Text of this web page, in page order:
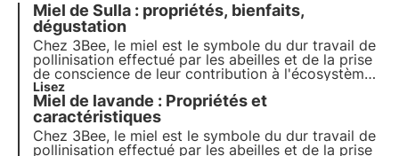
Miel de Sulla : propriétés, bienfaits,
dégustation
Chez 3Bee, le miel est le symbole du dur travail de
pollinisation effectué par les abeilles et de la prise
de conscience de leur contribution à l'écosystème.
Nos projets soutiennent la biodiversité et, par
l'intermédiaire de nos producteurs, garantissent un
environnement sain pour les pollinisateurs.
Lisez
Miel de lavande : Propriétés et
caractéristiques
Chez 3Bee, le miel est le symbole du dur travail de
pollinisation effectué par les abeilles et de la prise